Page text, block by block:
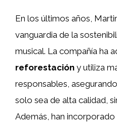
En los últimos años,
vanguardia de la
musical. La compañía ha
reforestación y utiliza
responsables,
solo sea de alta calidad,
Además, han